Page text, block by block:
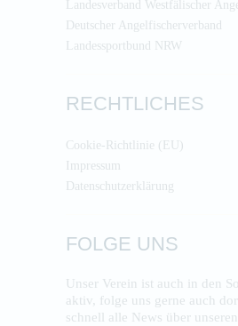
Landesverband Westfälischer
Deutscher Angelfischerverband
Landessportbund NRW
RECHTLICHES
Cookie-Richtlinie (EU)
Impressum
Datenschutzerklärung
FOLGE UNS
Unser Verein ist auch in den
aktiv, folge uns gerne auch
schnell alle News über unseren